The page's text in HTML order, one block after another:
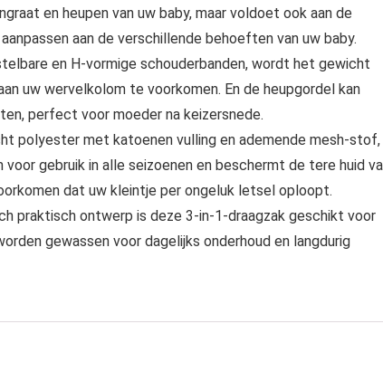
en heupen van uw baby, maar voldoet ook aan de
aan de verschillende behoeften van uw baby.
en H-vormige schouderbanden, wordt het gewicht
uw wervelkolom te voorkomen. En de heupgordel kan
perfect voor moeder na keizersnede.
polyester met katoenen vulling en ademende mesh-stof,
gebruik in alle seizoenen en beschermt de tere huid
dat uw kleintje per ongeluk letsel oploopt.
praktisch ontwerp is deze 3-in-1-draagzak geschikt voor
gewassen voor dagelijks onderhoud en langdurig